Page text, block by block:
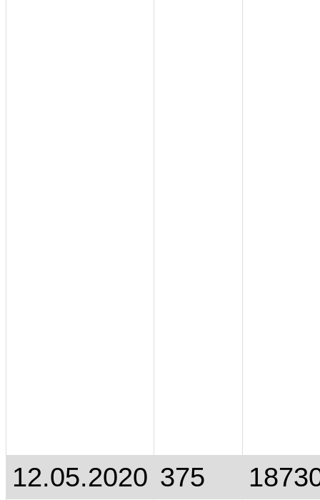
12.05.2020 375